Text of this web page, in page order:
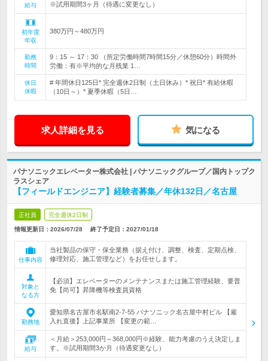
給与 ※試用期間3ヶ月（待遇に変更なし）
初年度
年収
380万円～480万円
勤務
時間
9：15 ～ 17：30 （所定労働時間7時間15分／休憩60分）時間外
労働：有※平均的な月残業 1…
休日
休暇
# 年間休日125日* 完全週休2日制（土日休み）* 祝日* 有給休暇
（10日～）* 夏季休暇（5日…
求人詳細を見る 気になる
パナソニックエレベーター株式会社 | パナソニックグループ／国内トップク
ラスシェア
【フィールドエンジニア】経験者募集／年休132日／名古屋
正社員 完全週休2日制
情報更新日：2026/07/28 終了予定日： 2027/01/18
仕事内容
当社製品の保守・保全業務（据え付け、調整、検査、定期点検、
修理対応、施工管理など）をお任せします。
対象と
なる方
【必須】エレベーターのメンテナンスまたは施工管理経験、要普
免【尚可】昇降機等検査員資格
勤務地
愛知県名古屋市名駅南2-7-55 パナソニック名古屋中村ビル 【雇
入れ直後】上記事業所 【変更の範…
給与
＜月給＞253,000円～368,000円※経験、能力考慮のうえ決定しま
す。※試用期間3か月（待遇変更なし）